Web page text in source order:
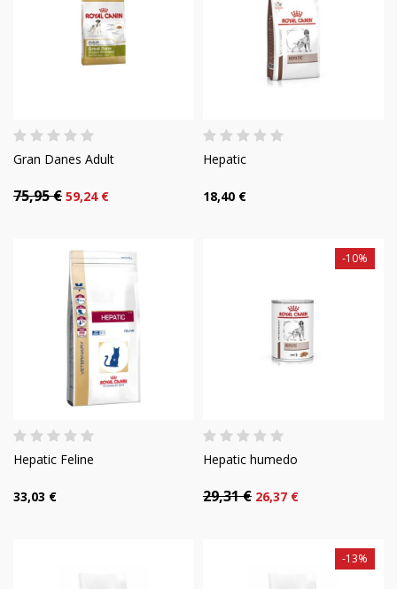
Gran Danes Adult
75,95 € 59,24 €
Hepatic
18,40 €
Hepatic Feline
33,03 €
Hepatic humedo
29,31 €
-10%
26,37 €
-13%